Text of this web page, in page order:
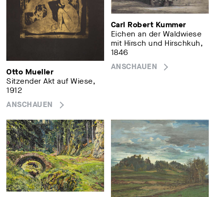
Otto Mueller
Sitzender Akt auf Wiese,
1912
ANSCHAUEN
Carl Robert Kummer
Eichen an der Waldwiese
mit Hirsch und Hirschkuh,
1846
ANSCHAUEN